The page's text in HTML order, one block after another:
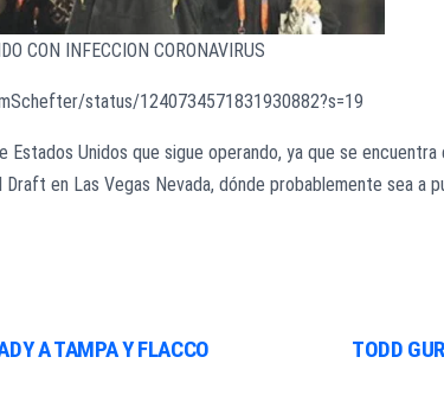
CON INFECCION CORONAVIRUS
status/1240734571831930882?s=19
Estados Unidos que sigue operando, ya que se
Draft en Las Vegas Nevada, dónde probablemente sea a
TODD
A TAMPA Y FLACCO